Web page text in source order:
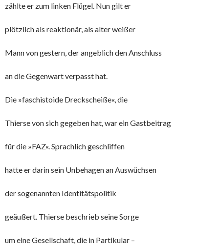
zählte er zum linken Flügel. Nun gilt er
plötzlich als reaktionär, als alter weißer
Mann von gestern, der angeblich den Anschluss
an die Gegenwart verpasst hat.
Die »faschistoide Dreckscheiße«, die
Thierse von sich gegeben hat, war ein Gastbeitrag
für die »FAZ«. Sprachlich geschliffen
hatte er darin sein Unbehagen an Auswüchsen
der sogenannten Identitätspolitik
geäußert. Thierse beschrieb seine Sorge
um eine Gesellschaft, die in Partikular –